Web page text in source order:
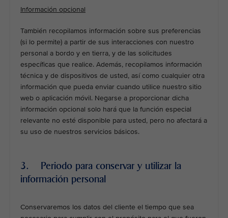
Información opcional
También recopilamos información sobre sus preferencias
(si lo permite) a partir de sus interacciones con nuestro
personal a bordo y en tierra, y de las solicitudes
específicas que realice. Además, recopilamos información
técnica y de dispositivos de usted, así como cualquier otra
información que pueda enviar cuando utilice nuestro sitio
web o aplicación móvil. Negarse a proporcionar dicha
información opcional solo hará que la función especial
relevante no esté disponible para usted, pero no afectará a
su uso de nuestros servicios básicos.
3. Periodo para conservar y utilizar la
información personal
Conservaremos los datos del cliente el tiempo que sea